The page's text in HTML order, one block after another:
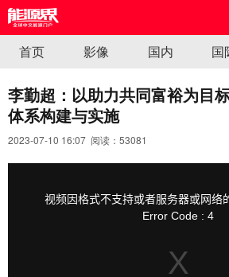
首页 影像 国内 国
李勤超：以助力共同富裕为目
体系构建与实施
2023-07-10 16:07 阅读： 53081
视频因格式不支持或者服务器或网络
Error Code : 4